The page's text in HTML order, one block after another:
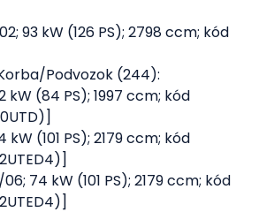
93 kW (126 PS); 2798 ccm; kód
Korba/Podvozok (244):
kW (84 PS); 1997 ccm; kód
kW (101 PS); 2179 ccm; kód
74 kW (101 PS); 2179 ccm; kód